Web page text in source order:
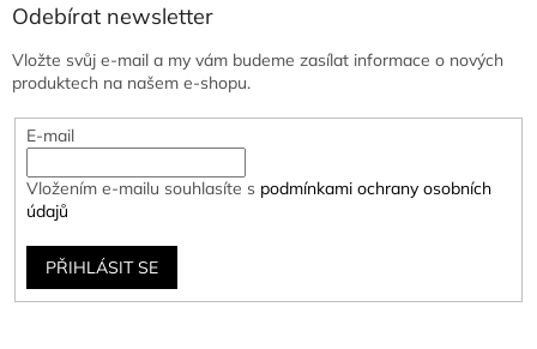
Odebírat newsletter
Vložte svůj e-mail a my vám budeme zasílat informace o nových
produktech na našem e-shopu.
E-mail
Vložením e-mailu souhlasíte s podmínkami ochrany osobních
údajů
PŘIHLÁSIT SE